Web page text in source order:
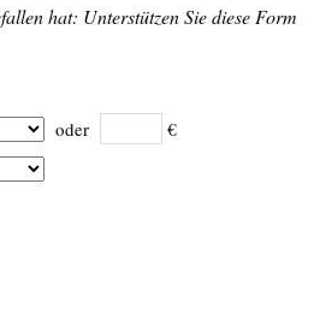
hat: Unterstützen Sie diese Form
oder €